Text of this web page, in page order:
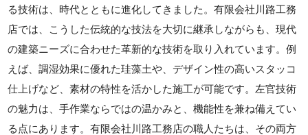
る技術は、時代とともに進化してきました。有限会社川路工務
店では、こうした伝統的な技法を大切に継承しながらも、現代
の建築ニーズに合わせた革新的な技術を取り入れています。例
えば、調湿効果に優れた珪藻土や、デザイン性の高いスタッコ
仕上げなど、素材の特性を活かした施工が可能です。左官技術
の魅力は、手作業ならではの温かみと、機能性を兼ね備えてい
る点にあります。有限会社川路工務店の職人たちは、その両方